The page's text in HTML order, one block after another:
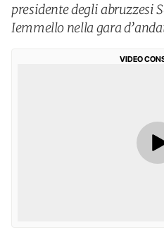
presidente degli abruzzesi
Iemmello nella gara
VIDEO